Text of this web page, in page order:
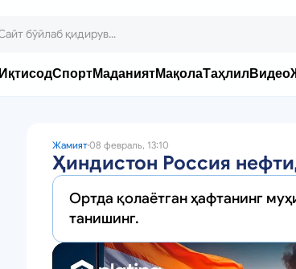
ИқтисодСпортМаданиятМақолаТаҳлил Видео
Жамият08 февраль, 13:10
Ҳиндистон Россия
Ортда қолаётган ҳафтанинг
танишинг.